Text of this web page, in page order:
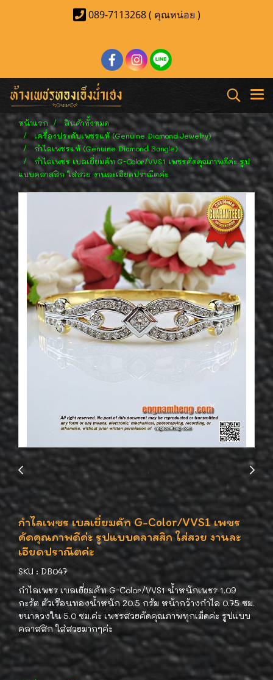
089-7113268 ( คุณหน่อย )
หน้าแรก
สินค้าทั้งหมด
เครื่องประดับเพชรแท้ (Genuine Diamond Jewelry)
กำไลเพชรแท้ (Genuine Diamond Bangle)
กำไลเพชร เบลเยี่ยมคัท G-Color/VVS1 เพชรคัดคุณภาพดีค่ะ รูป
แบบคลาสสิก ใส่สวย งานละเอียดปราณีตค่ะ
กำไลเพชร เบลเยี่ยมคัท G-Color/VVS1 เพชร
คัดคุณภาพดีค่ะ รูปแบบคลาสสิก ใส่สวย งานละ
เอียดปราณีตค่ะ
SKU : DB047
กำไลเพชร เบลเยี่ยมคัท G-Color/VVS1 น้ำหนักเพชร 1.09
กะรัต ตัวเรือนทองน้ำหนัก 20.5 กรัม หน้ากว้างกำไล 0.75 ซม.
ขนาดวงใน 5.0 ซม.ค่ะ เพชรสวยคัดคุณภาพทุกเม็ดค่ะ รูปแบบ
คลาสสิก ใส่สวยมากๆค่ะ